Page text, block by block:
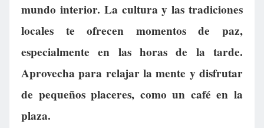
mundo interior. La cultura y las tradiciones
locales te ofrecen momentos de paz,
especialmente en las horas de la tarde.
Aprovecha para relajar la mente y disfrutar
de pequeños placeres, como un café en la
plaza.